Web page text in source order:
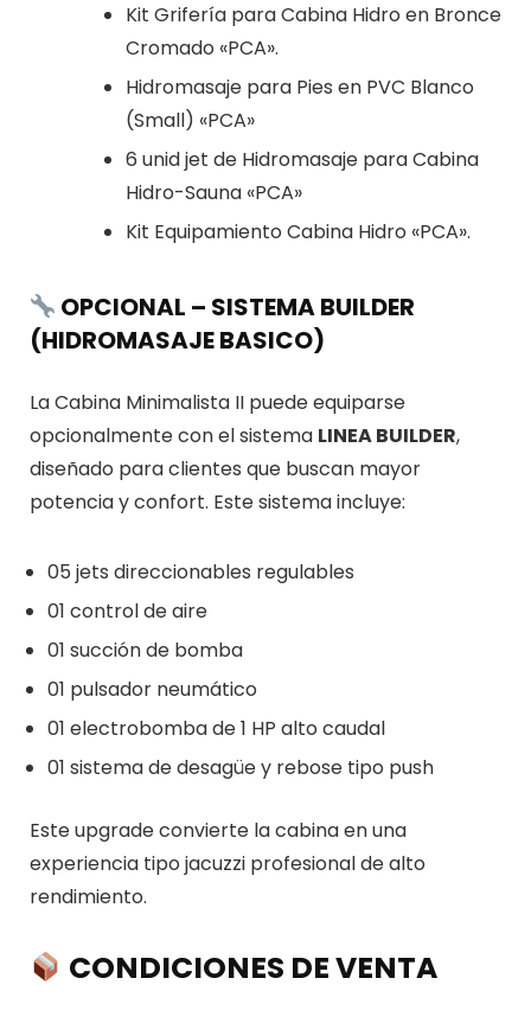
Kit Grifería para Cabina Hidro en Bronce
Cromado «PCA».
Hidromasaje para Pies en PVC Blanco
(Small) «PCA»
6 unid jet de Hidromasaje para Cabina
Hidro-Sauna «PCA»
Kit Equipamiento Cabina Hidro «PCA».
OPCIONAL – SISTEMA BUILDER
(HIDROMASAJE BASICO)
La Cabina Minimalista II puede equiparse
opcionalmente con el sistema LINEA BUILDER,
diseñado para clientes que buscan mayor
potencia y confort. Este sistema incluye:
05 jets direccionables regulables
01 control de aire
01 succión de bomba
01 pulsador neumático
01 electrobomba de 1 HP alto caudal
01 sistema de desagüe y rebose tipo push
Este upgrade convierte la cabina en una
experiencia tipo jacuzzi profesional de alto
rendimiento.
CONDICIONES DE VENTA